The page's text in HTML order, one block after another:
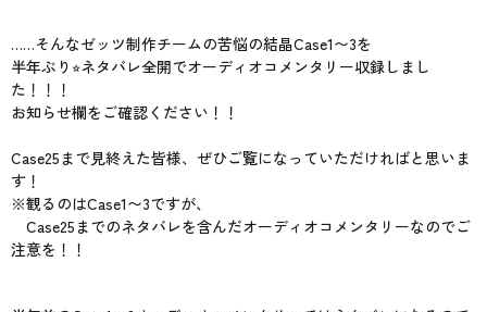
……そんなゼッツ制作チームの苦悩の結晶Case1〜3を
半年ぶり⭐︎ネタバレ全開でオーディオコメンタリー収録しまし
た！！！
お知らせ欄をご確認ください！！
Case25まで見終えた皆様、ぜひご覧になっていただければと思いま
す！
※観るのはCase1〜3ですが、
Case25までのネタバレを含んだオーディオコメンタリーなのでご
注意を！！